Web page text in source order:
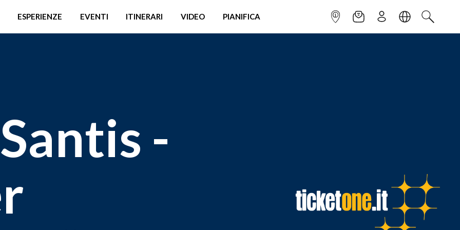
ESPERIENZE EVENTI ITINERARI VIDEO PIANIFICA INFOPOINTNEWSLETTER
ISCRIVITILINGUACERCA
-